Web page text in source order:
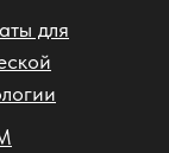
для